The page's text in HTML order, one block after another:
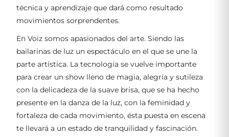
técnica y aprendizaje que dará como resultado
movimientos sorprendentes.
En Voiz somos apasionados del arte. Siendo las
bailarinas de luz un espectáculo en el que se une la
parte artística. La tecnología se vuelve importante
para crear un show lleno de magia, alegría y sutileza
con la delicadeza de la suave brisa, que se ha hecho
presente en la danza de la luz, con la feminidad y
fortaleza de cada movimiento, ésta puesta en escena
te llevará a un estado de tranquilidad y fascinación.